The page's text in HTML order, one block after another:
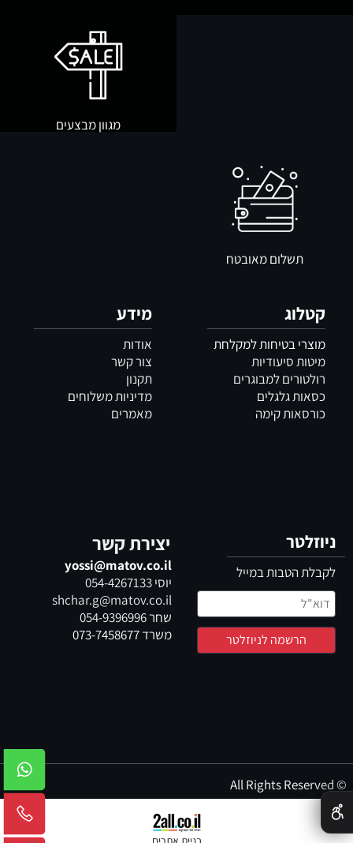
מגוון מבצעים
תשלום מאובטח
קטלוג
מוצרי בטיחות למקלחת
מיטות סיעודיות
רולטורים למבוגרים
כסאות גלגלים
כורסאות קימה
מידע
אודות
צור קשר
תקנון
מדיניות משלוחים
מאמרים
ניוזלטר
לקבלת הטבות במייל
יצירת קשר
yossi@matov.co.il
יוסי054-4267133
shchar.g@matov.co.il
שחר054-9396996
משרד073-7458677
© All Rights Reserved
✕